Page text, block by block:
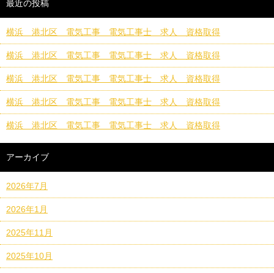
最近の投稿
横浜 港北区 電気工事 電気工事士 求人 資格取得
横浜 港北区 電気工事 電気工事士 求人 資格取得
横浜 港北区 電気工事 電気工事士 求人 資格取得
横浜 港北区 電気工事 電気工事士 求人 資格取得
横浜 港北区 電気工事 電気工事士 求人 資格取得
アーカイブ
2026年7月
2026年1月
2025年11月
2025年10月